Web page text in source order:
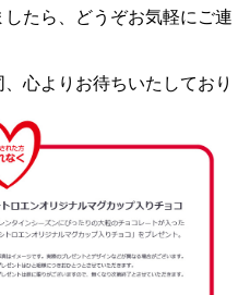
たら、どうぞお気軽にご連
心よりお待ちいたしており